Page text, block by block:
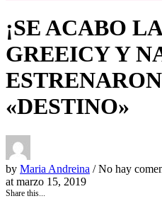
¡SE ACABO
GREEICY Y
«DESTINO»
by Maria Andreina / No hay
at marzo 15, 2019
Share this...